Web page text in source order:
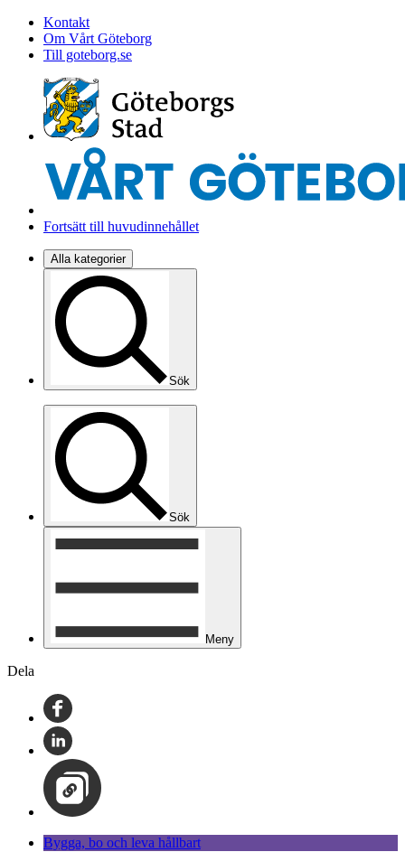
Kontakt
Om Vårt Göteborg
Till goteborg.se
Fortsätt till huvudinnehållet
Alla kategorier
Sök
Sök
Meny
Dela
Bygga, bo och leva hållbart